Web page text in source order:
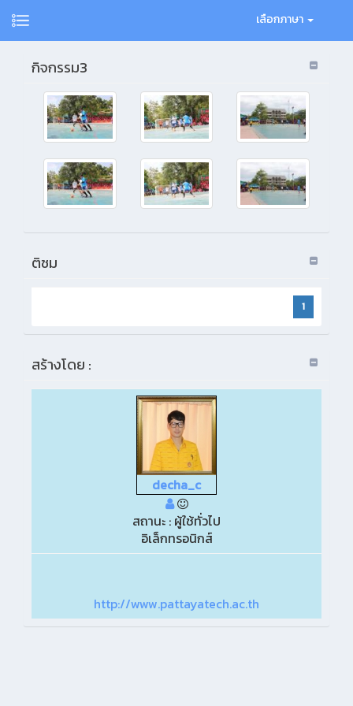
เลือกภาษา
กิจกรรม3
ติชม
1
สร้างโดย :
decha_c
สถานะ : ผู้ใช้ทั่วไป
อิเล็กทรอนิกส์
http://www.pattayatech.ac.th